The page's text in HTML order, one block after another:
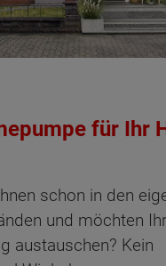
für Ihr
schon in den
und möchten
austauschen? Kein